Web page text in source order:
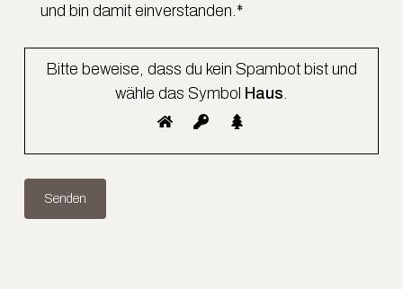
und bin damit einverstanden.*
Bitte beweise, dass du kein Spambot bist und
wähle das Symbol Haus